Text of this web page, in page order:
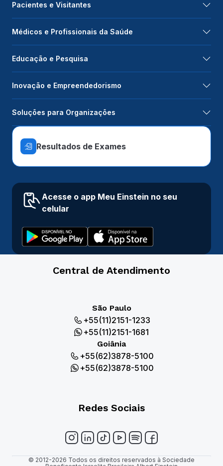
Pacientes e Visitantes
Médicos e Profissionais da Saúde
Educação e Pesquisa
Inovação e Empreendedorismo
Soluções para Organizações
Resultados de Exames
Acesse o app Meu Einstein no seu
celular
Central de Atendimento
São Paulo
+55(11)2151-1233
+55(11)2151-1681
Goiânia
+55(62)3878-5100
+55(62)3878-5100
Redes Sociais
© 2012-2026 Todos os direitos reservados à Sociedade